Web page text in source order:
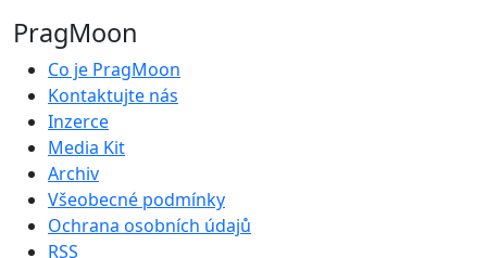
PragMoon
Co je PragMoon
Kontaktujte nás
Inzerce
Media Kit
Archiv
Všeobecné podmínky
Ochrana osobních údajů
RSS